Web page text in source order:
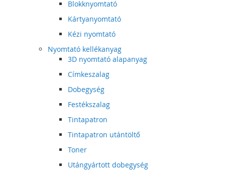
Blokknyomtató
Kártyanyomtató
Kézi nyomtató
Nyomtató kellékanyag
3D nyomtató alapanyag
Címkeszalag
Dobegység
Festékszalag
Tintapatron
Tintapatron utántöltő
Toner
Utángyártott dobegység